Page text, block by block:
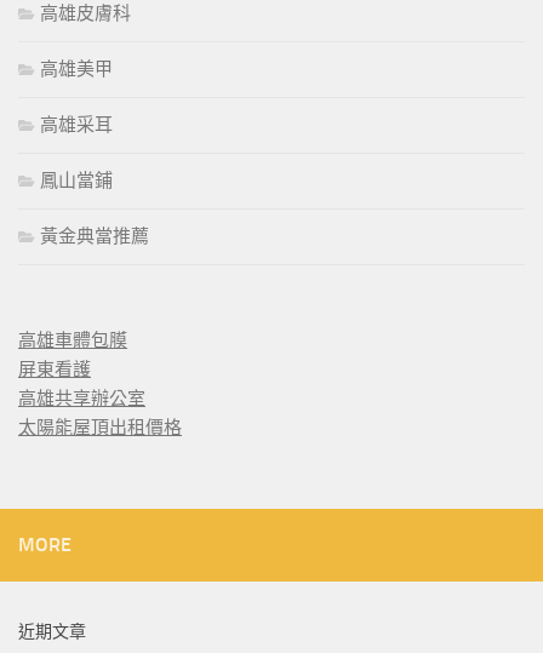
高雄皮膚科
高雄美甲
高雄采耳
鳳山當鋪
黃金典當推薦
高雄車體包膜
屏東看護
高雄共享辦公室
太陽能屋頂出租價格
MORE
近期文章